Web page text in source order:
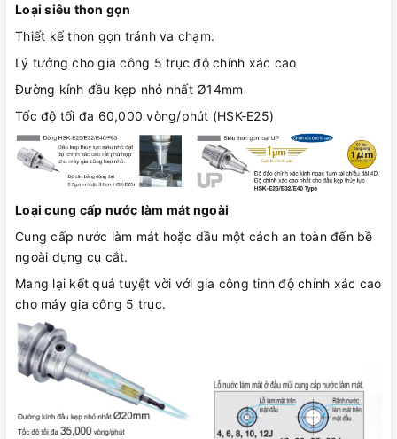
Loại siêu thon gọn
Thiết kế thon gọn tránh va chạm.
Lý tưởng cho gia công 5 trục độ chính xác cao
Đường kính đầu kẹp nhỏ nhất Ø14mm
Tốc độ tối đa 60,000 vòng/phút (HSK-E25)
Loại cung cấp nước làm mát ngoài
Cung cấp nước làm mát hoặc dầu một cách an toàn đến bề
ngoài dụng cụ cắt.
Mang lại kết quả tuyệt vời với gia công tinh độ chính xác cao
cho máy gia công 5 trục.